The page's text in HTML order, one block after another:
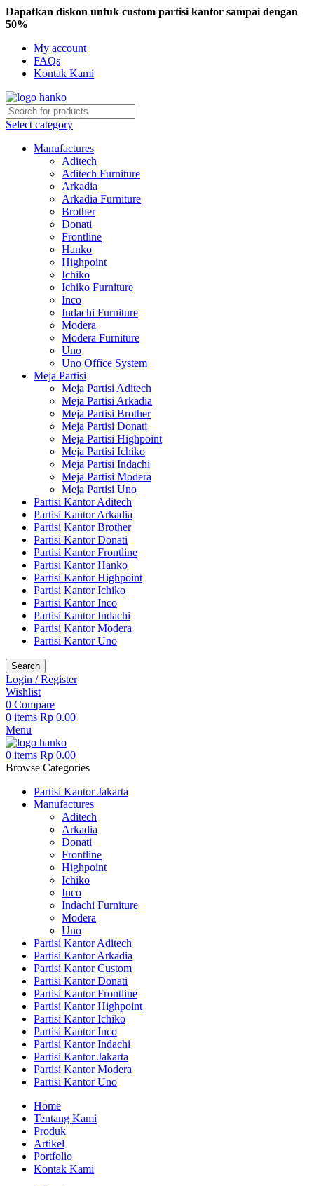
Dapatkan diskon untuk custom partisi kantor sampai dengan
50%
My account
FAQs
Kontak Kami
Select category
Manufactures
Aditech
Aditech Furniture
Arkadia
Arkadia Furniture
Brother
Donati
Frontline
Hanko
Highpoint
Ichiko
Ichiko Furniture
Inco
Indachi Furniture
Modera
Modera Furniture
Uno
Uno Office System
Meja Partisi
Meja Partisi Aditech
Meja Partisi Arkadia
Meja Partisi Brother
Meja Partisi Donati
Meja Partisi Highpoint
Meja Partisi Ichiko
Meja Partisi Indachi
Meja Partisi Modera
Meja Partisi Uno
Partisi Kantor Aditech
Partisi Kantor Arkadia
Partisi Kantor Brother
Partisi Kantor Donati
Partisi Kantor Frontline
Partisi Kantor Hanko
Partisi Kantor Highpoint
Partisi Kantor Ichiko
Partisi Kantor Inco
Partisi Kantor Indachi
Partisi Kantor Modera
Partisi Kantor Uno
Search
Login / Register
Wishlist
0 Compare
0 items Rp 0.00
Menu
0 items Rp 0.00
Browse Categories
Partisi Kantor Jakarta
Manufactures
Aditech
Arkadia
Donati
Frontline
Highpoint
Ichiko
Inco
Indachi Furniture
Modera
Uno
Partisi Kantor Aditech
Partisi Kantor Arkadia
Partisi Kantor Custom
Partisi Kantor Donati
Partisi Kantor Frontline
Partisi Kantor Highpoint
Partisi Kantor Ichiko
Partisi Kantor Inco
Partisi Kantor Indachi
Partisi Kantor Jakarta
Partisi Kantor Modera
Partisi Kantor Uno
Home
Tentang Kami
Produk
Artikel
Portfolio
Kontak Kami